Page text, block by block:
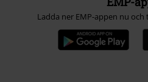
Ladda ner EMP-appen nu